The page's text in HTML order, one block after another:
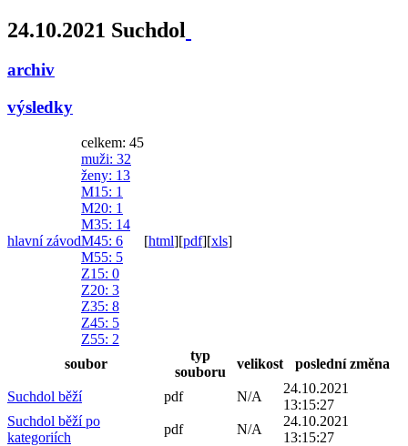
24.10.2021 Suchdol
archiv
výsledky
hlavní závod
celkem: 45
muži: 32
ženy: 13
M15: 1
M20: 1
M35: 14
M45: 6
M55: 5
Z15: 0
Z20: 3
Z35: 8
Z45: 5
Z55: 2
[html][pdf][xls]
soubor
typ
souboru
velikost poslední změna
Suchdol běží pdf N/A
24.10.2021
13:15:27
Suchdol běží po
kategoriích
pdf N/A
24.10.2021
13:15:27